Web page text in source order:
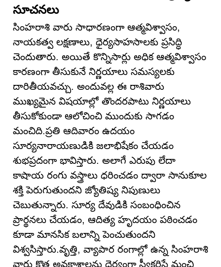
సూచనలు
సింహరాశి వారు సాధారణంగా ఆత్మవిశ్వాసం,
నాయకత్వ లక్షణాలు, ధైర్యసాహసాలకు ప్రసిద్ధి
చెందుతారు. అయితే కొన్నిసార్లు అధిక ఆత్మవిశ్వాసం
కారణంగా తీసుకునే నిర్ణయాలు సమస్యలకు
దారితీయవచ్చు. అందువల్ల ఈ రాశివారు
ముఖ్యమైన విషయాల్లో తొందరపాటు నిర్ణయాలు
తీసుకోకుండా ఆలోచించి ముందుకు సాగడం
మంచిది.ప్రతి ఆదివారం ఉదయం
సూర్యనారాయణుడికి జలాభిషేకం చేయడం
శుభప్రదంగా భావిస్తారు. అలాగే ఎరుపు లేదా
కాషాయ రంగు వస్త్రాలు ధరించడం ద్వారా సానుకూల
శక్తి పెరుగుతుందని జ్యోతిష్య నిపుణులు
చెబుతున్నారు. సూర్య దేవుడికి సంబంధించిన
ప్రార్థనలు చేయడం, ఆదిత్య హృదయం పఠించడం
కూడా మానసిక బలాన్ని పెంచుతుందని
విశ్వసిస్తారు.వృత్తి, వ్యాపార రంగాల్లో ఉన్న సింహరాశి
వారు కొత్త అవకాశాలను ధైర్యంగా స్వీకరిస్తే మంచి